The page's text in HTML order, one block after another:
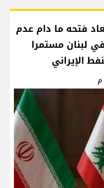
فتحه ما دام عدم
لبنان مستمرا
الإيراني